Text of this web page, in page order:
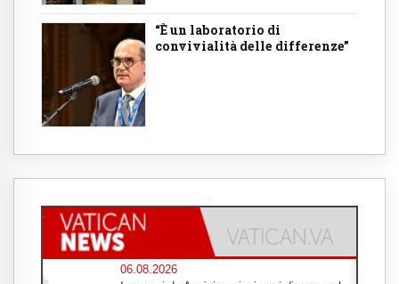
“È un laboratorio di
convivialità delle differenze”
06.08.2026